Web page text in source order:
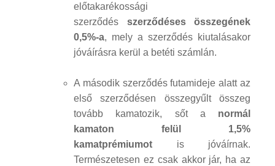
előtakarékossági
szerződés szerződéses összegének
0,5%-a, mely a szerződés kiutalásakor
jóváírásra kerül a betéti számlán.
A második szerződés futamideje alatt az
első szerződésen összegyűlt összeg
tovább kamatozik, sőt a normál
kamaton felül 1,5%
kamatprémiumot is jóváírnak.
Természetesen ez csak akkor jár, ha az